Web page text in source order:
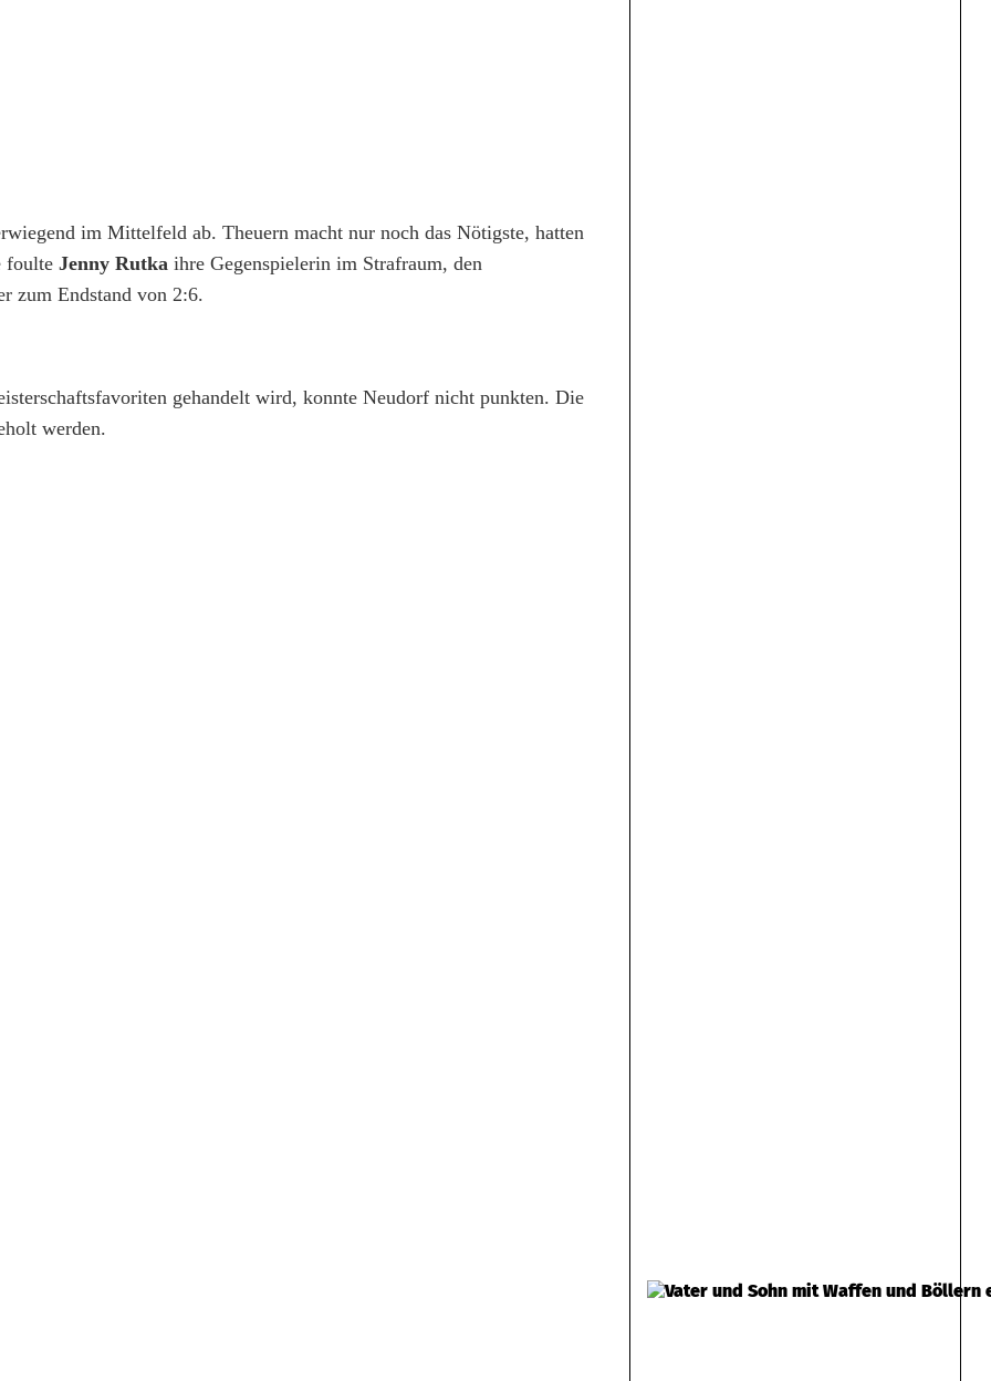
im Mittelfeld ab. Theuern macht nur noch das Nötigste, hatten
foulte Jenny Rutka ihre Gegenspielerin im Strafraum, den
zum Endstand von 2:6.
gehandelt wird, konnte Neudorf nicht punkten. Die
werden.